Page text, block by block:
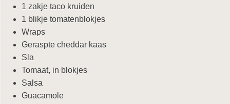
1 zakje taco kruiden
1 blikje tomatenblokjes
Wraps
Geraspte cheddar kaas
Sla
Tomaat, in blokjes
Salsa
Guacamole